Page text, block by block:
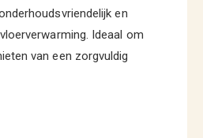
en
Ideaal om
van een zorgvuldig